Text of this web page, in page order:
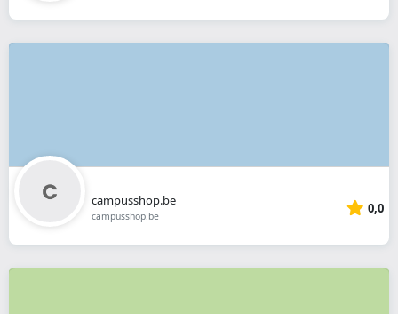
campusshop.be
campusshop.be 0,0